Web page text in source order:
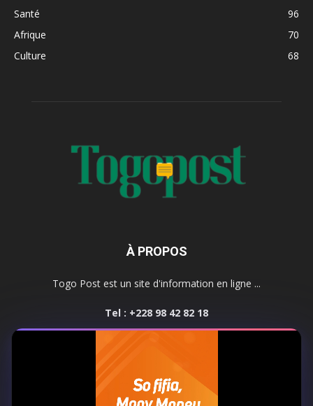
Santé
96
Afrique
70
Culture
68
À PROPOS
Togo Post est un site d'information en ligne ...
Tel : +228 98 42 82 18
SUIVEZ NOUS